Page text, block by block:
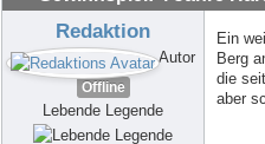
Redaktion
Autor
Offline
Lebende Legende
Ein
Berg
die
aber